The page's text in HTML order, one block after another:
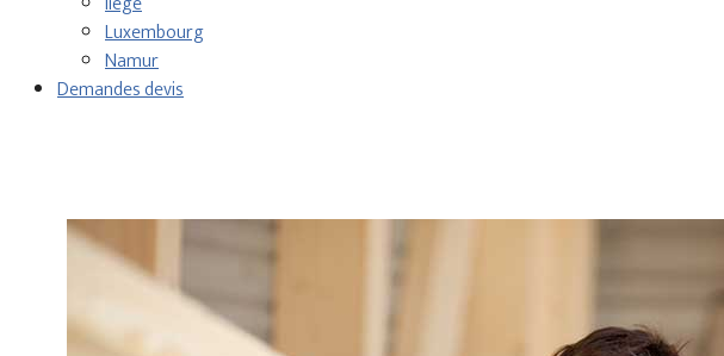
Luxembourg
Namur
Demandes devis